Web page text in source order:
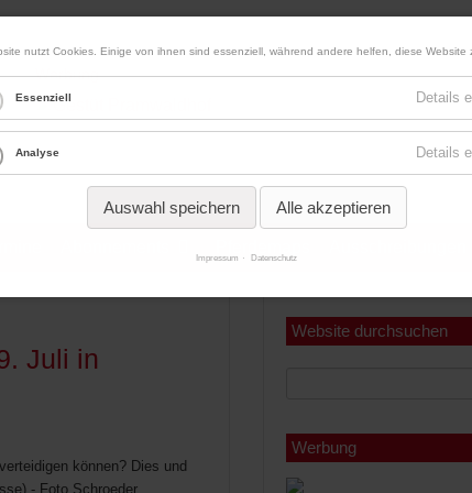
Werbung
Juli in
können? Dies und
- Foto Schroeder
Website durchsuchen
Werbung
nutzt Cookies. Einige von ihnen sind essenziell, während andere helfen, diese Website
Essenziell Details
Analyse Details
Auswahl speichern Alle akzeptieren
Impressum Datenschutz